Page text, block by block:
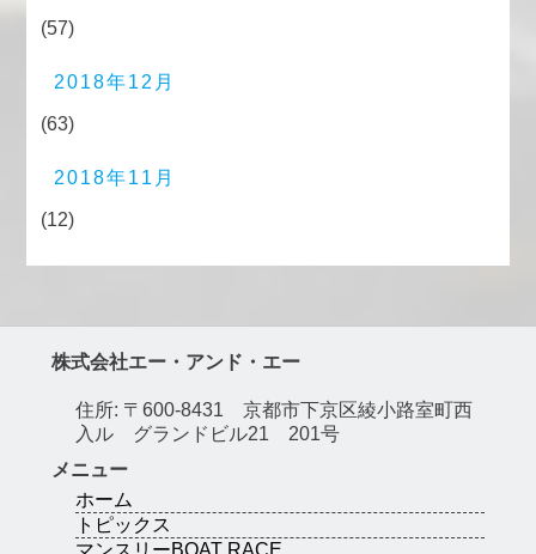
(57)
2018年12月
(63)
2018年11月
(12)
株式会社エー・アンド・エー
住所: 〒600-8431 京都市下京区綾小路室町西
入ル グランドビル21 201号
メニュー
ホーム
トピックス